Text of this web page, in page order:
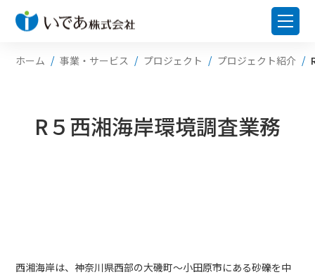
ホーム 事業・サービス プロジェクト プロジェクト紹介
R５西湘海岸環境調査業務
西湘海岸は、神奈川県西部の大磯町～小田原市にある砂礫を中